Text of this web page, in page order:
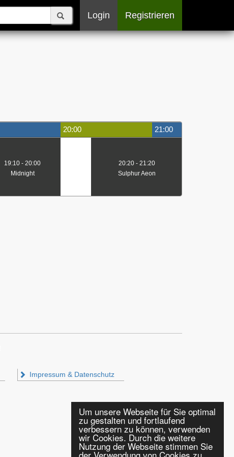
Um unsere Webseite für Sie optimal
zu gestalten und fortlaufend
verbessern zu können, verwenden
wir Cookies. Durch die weitere
Nutzung der Webseite stimmen Sie
Login Registrieren
20:00 21:00
19:10 - 20:00
Midnight
20:20 - 21:20
Sulphur Aeon
Impressum & Datenschutz